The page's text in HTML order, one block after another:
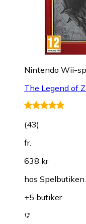
Nintendo Wii-
The Legend of
(43)
fr.
638 kr
hos
+5 butiker